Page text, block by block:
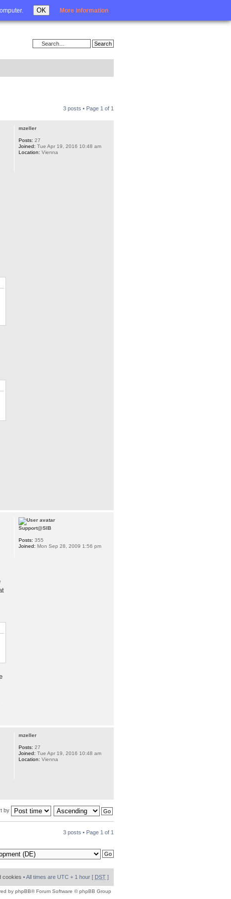
OK More information
Login
3 posts • Page 1 of 1
mzeller
Posts: 27
Joined: Tue Apr 19, 2016 10:48 am
Location: Vienna
Support@SIB
Posts: 355
Joined: Mon Sep 28, 2009 1:56 pm
mzeller
Posts: 27
Joined: Tue Apr 19, 2016 10:48 am
Location: Vienna
by
3 posts • Page 1 of 1
cookies • All times are UTC + 1 hour [ DST ]
by phpBB® Forum Software © phpBB Group